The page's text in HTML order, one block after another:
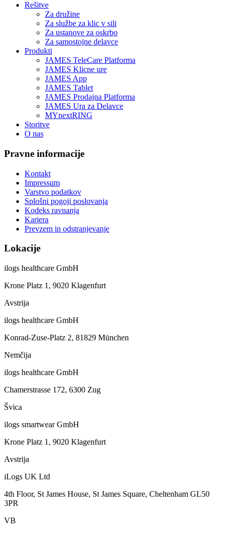
Rešitve
Za družine
Za službe za klic v sili
Za ustanove za oskrbo
Za samostojne delavce
Produkti
JAMES TeleCare Platforma
JAMES Klicne ure
JAMES App
JAMES Tablet
JAMES Prodajna Platforma
JAMES Ura za Delavce
MYnextRING
Storitve
O nas
Pravne informacije
Kontakt
Impressum
Varstvo podatkov
Splošni pogoji poslovanja
Kodeks ravnanja
Kariera
Prevzem in odstranjevanje
Lokacije
ilogs healthcare GmbH
Krone Platz 1, 9020 Klagenfurt
Avstrija
ilogs healthcare GmbH
Konrad-Zuse-Platz 2, 81829 München
Nemčija
ilogs healthcare GmbH
Chamerstrasse 172, 6300 Zug
Švica
ilogs smartwear GmbH
Krone Platz 1, 9020 Klagenfurt
Avstrija
iLogs UK Ltd
4th Floor, St James House, St James Square, Cheltenham GL50
3PR
VB